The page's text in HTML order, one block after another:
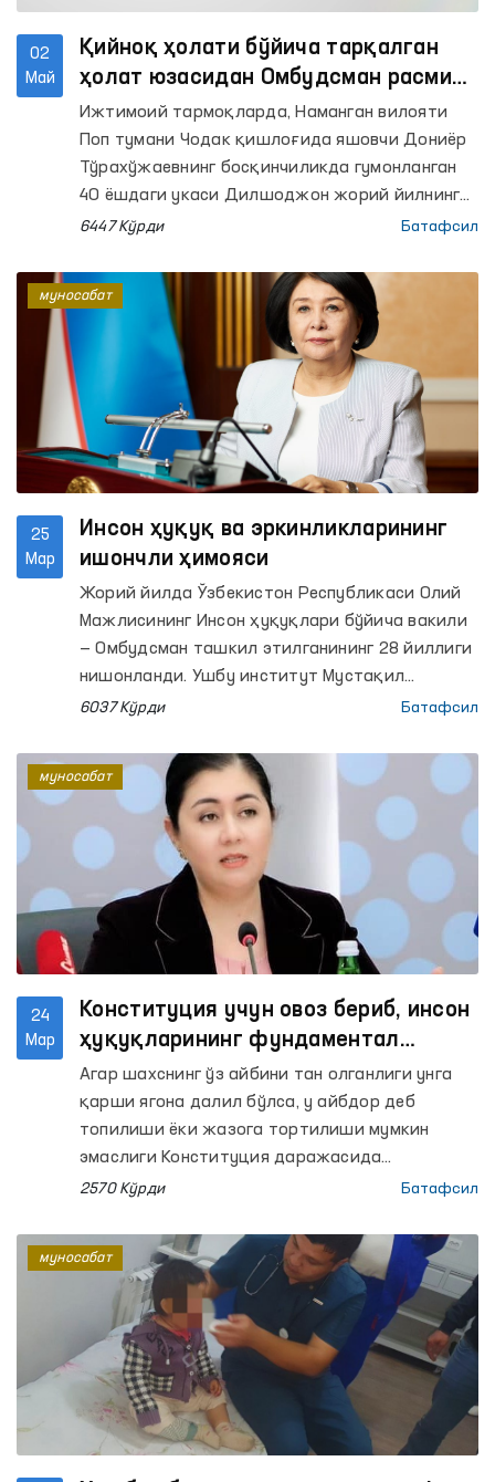
02
Май
Қийноқ ҳолати бўйича тарқалган
ҳолат юзасидан Омбудсман расмий
муносабати
Ижтимоий тармоқларда, Наманган вилояти
Поп тумани Чодак қишлоғида яшовчи Дониёр
Тўрахўжаевнинг босқинчиликда гумонланган
40 ёшдаги укаси Дилшоджон жорий йилнинг
12-15 апрель кунлари Тошкент шаҳар ИИББ
қийноққа солинганлиги, оғиз ва қўллари скотч
билан боғланиб, шафқатсиз муомалага дучор
қилинганлиги бўйича хабарлар тарқалди.
6447 Кўрди Батафсил
25
Мар
Инсон ҳуқуқ ва эркинликларининг
ишончли ҳимояси
Жорий йилда Ўзбекистон Республикаси Олий
Мажлисининг Инсон ҳуқуқлари бўйича вакили
— Омбудсман ташкил этилганининг 28 йиллиги
нишонланди. Ушбу институт Мустақил
Давлатлар Ҳамдўстлиги мамлакатлари
юртимизда таъсис этилган.
6037 Кўрди Батафсил
муносабат
24
Мар
Конституция учун овоз бериб, инсон
ҳуқуқларининг фундаментал
асослари мустаҳкамланишига ҳисса
қўшинг!
Агар шахснинг ўз айбини тан олганлиги унга
қарши ягона далил бўлса, у айбдор деб
топилиши ёки жазога тортилиши мумкин
эмаслиги Конституция даражасида
белгиланмоқда. Бу билан қийноқ ҳолатларини
қирқилмоқда. Шунингдек, инсон ҳуқуқларига
оид халқаро ҳужжатларда акс этган Миранда
қоидаси, яъни шахсни ушлаб туриш чоғида
унга ҳуқуқлари, ушлаб турилиши асослари
тушунтирилиши бўйича ҳам норма
киритилаяпти.
2570 Кўрди Батафсил
муносабат
муносабат